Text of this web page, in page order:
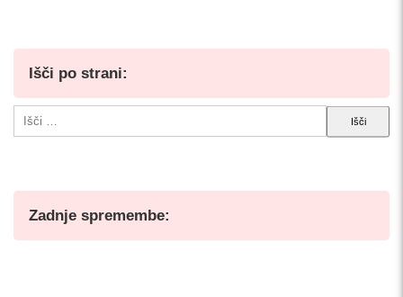
Išči po strani:
Zadnje spremembe: